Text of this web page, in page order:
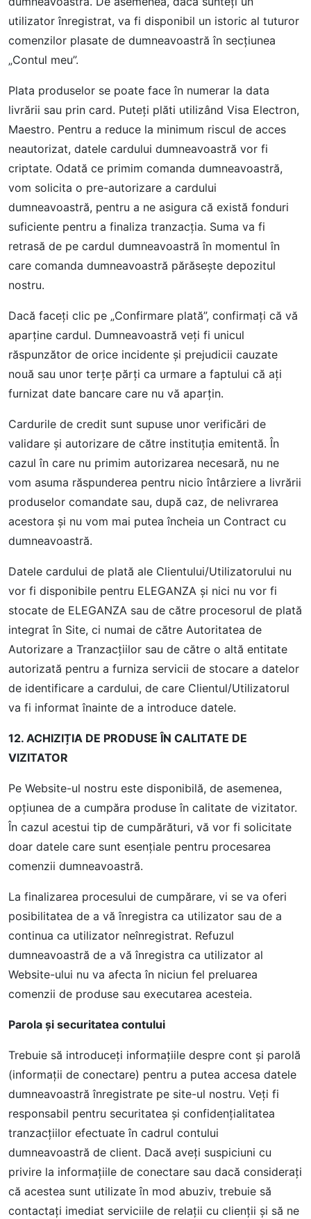
utilizator înregistrat, va fi disponibil un istoric al tuturor
comenzilor plasate de dumneavoastră în secţiunea
„Contul meu”.
Plata produselor se poate face în numerar la data
livrării sau prin card. Puteţi plăti utilizând Visa Electron,
Maestro. Pentru a reduce la minimum riscul de acces
neautorizat, datele cardului dumneavoastră vor fi
criptate. Odată ce primim comanda dumneavoastră,
vom solicita o pre-autorizare a cardului
dumneavoastră, pentru a ne asigura că există fonduri
suficiente pentru a finaliza tranzacţia. Suma va fi
retrasă de pe cardul dumneavoastră în momentul în
care comanda dumneavoastră părăseşte depozitul
nostru.
Dacă faceţi clic pe „Confirmare plată”, confirmaţi că vă
aparține cardul. Dumneavoastră veți fi unicul
răspunzător de orice incidente și prejudicii cauzate
nouă sau unor terțe părți ca urmare a faptului că ați
furnizat date bancare care nu vă aparțin.
Cardurile de credit sunt supuse unor verificări de
validare şi autorizare de către instituţia emitentă. În
cazul în care nu primim autorizarea necesară, nu ne
vom asuma răspunderea pentru nicio întârziere a livrării
produselor comandate sau, după caz, de nelivrarea
acestora şi nu vom mai putea încheia un Contract cu
dumneavoastră.
Datele cardului de plată ale Clientului/Utilizatorului nu
vor fi disponibile pentru ELEGANZA şi nici nu vor fi
stocate de ELEGANZA sau de către procesorul de plată
integrat în Site, ci numai de către Autoritatea de
Autorizare a Tranzacțiilor sau de către o altă entitate
autorizată pentru a furniza servicii de stocare a datelor
de identificare a cardului, de care Clientul/Utilizatorul
va fi informat înainte de a introduce datele.
12. ACHIZIȚIA DE PRODUSE ÎN CALITATE DE
VIZITATOR
Pe Website-ul nostru este disponibilă, de asemenea,
opţiunea de a cumpăra produse în calitate de vizitator.
În cazul acestui tip de cumpărături, vă vor fi solicitate
doar datele care sunt esenţiale pentru procesarea
comenzii dumneavoastră.
La finalizarea procesului de cumpărare, vi se va oferi
posibilitatea de a vă înregistra ca utilizator sau de a
continua ca utilizator neînregistrat. Refuzul
dumneavoastră de a vă înregistra ca utilizator al
Website-ului nu va afecta în niciun fel preluarea
comenzii de produse sau executarea acesteia.
Parola și securitatea contului
Trebuie să introduceți informațiile despre cont și parolă
(informații de conectare) pentru a putea accesa datele
dumneavoastră înregistrate pe site-ul nostru. Veți fi
responsabil pentru securitatea și confidențialitatea
tranzacțiilor efectuate în cadrul contului
dumneavoastră de client. Dacă aveți suspiciuni cu
privire la informațiile de conectare sau dacă considerați
că acestea sunt utilizate în mod abuziv, trebuie să
contactați imediat serviciile de relații cu clienții și să ne